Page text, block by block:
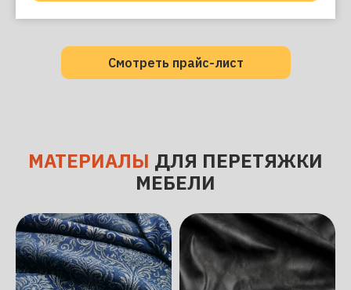
Смотреть прайс-лист
МАТЕРИАЛЫ ДЛЯ ПЕРЕТЯЖКИ
МЕБЕЛИ